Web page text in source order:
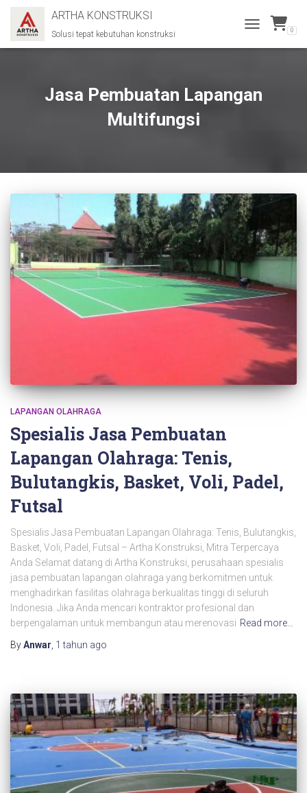
ARTHA KONSTRUKSI
Solusi tepat kebutuhan konstruksi
NAVIGATION
0
Jasa Pembuatan Lapangan
Multifungsi
LAPANGAN OLAHRAGA
Spesialis Jasa Pembuatan
Lapangan Olahraga: Tenis,
Bulutangkis, Basket, Voli, Padel,
Futsal
Spesialis Jasa Pembuatan Lapangan Olahraga: Tenis, Bulutangkis,
Basket, Voli, Padel, Futsal – Artha Konstruksi, Mitra Terpercaya
Anda Selamat datang di Artha Konstruksi, perusahaan spesialis
jasa pembuatan lapangan olahraga yang berkomitmen untuk
menghadirkan fasilitas olahraga berkualitas tinggi di seluruh
Indonesia. Jika Anda mencari kontraktor profesional dan
berpengalaman untuk membangun atau merenovasi Read more…
ByAnwar 1 tahun ago